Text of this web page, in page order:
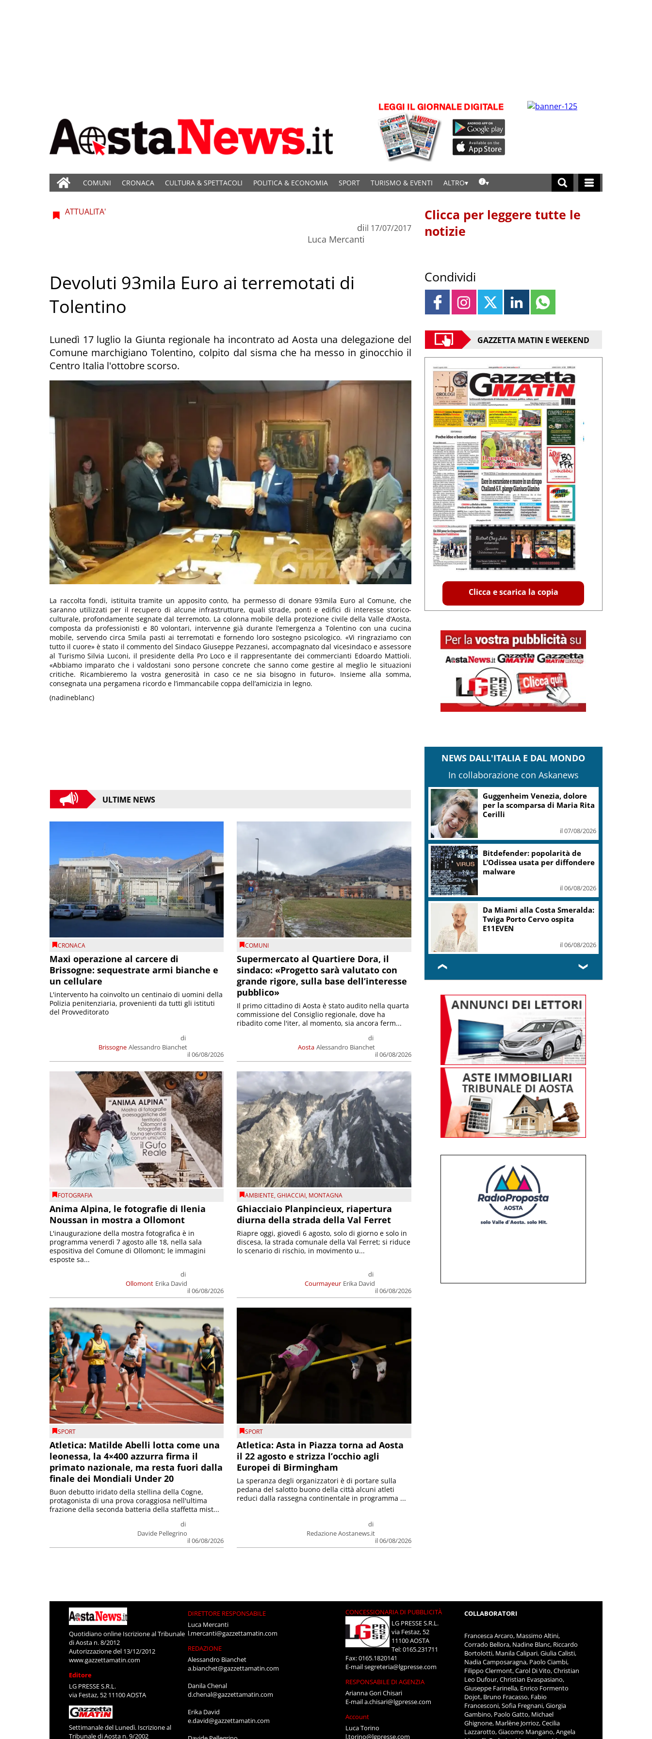
COMUNI CRONACA CULTURA & SPETTACOLI POLITICA & ECONOMIA SPORT TURISMO & EVENTI ALTRO
ATTUALITA'
di
Luca Mercanti
il 17/07/2017
Devoluti 93mila Euro ai terremotati di
Tolentino
Lunedì 17 luglio la Giunta regionale ha incontrato ad Aosta una delegazione del
Comune marchigiano Tolentino, colpito dal sisma che ha messo in ginocchio il
Centro Italia l'ottobre scorso.
La raccolta fondi, istituita tramite un apposito conto, ha permesso di donare 93mila Euro al Comune, che
saranno utilizzati per il recupero di alcune infrastrutture, quali strade, ponti e edifici di interesse storico-
culturale, profondamente segnate dal terremoto. La colonna mobile della protezione civile della Valle d’Aosta,
composta da professionisti e 80 volontari, intervenne già durante l’emergenza a Tolentino con una cucina
mobile, servendo circa 5mila pasti ai terremotati e fornendo loro sostegno psicologico. «Vi ringraziamo con
tutto il cuore» è stato il commento del Sindaco Giuseppe Pezzanesi, accompagnato dal vicesindaco e assessore
al Turismo Silvia Luconi, il presidente della Pro Loco e il rappresentante dei commercianti Edoardo Mattioli.
«Abbiamo imparato che i valdostani sono persone concrete che sanno come gestire al meglio le situazioni
critiche. Ricambieremo la vostra generosità in caso ce ne sia bisogno in futuro». Insieme alla somma,
consegnata una pergamena ricordo e l’immancabile coppa dell’amicizia in legno.
(nadineblanc)
ULTIME NEWS
CRONACA
Maxi operazione al carcere di
Brissogne: sequestrate armi bianche e
un cellulare
Brissogne
di
Alessandro Bianchet
il 06/08/2026
L'intervento ha coinvolto un centinaio di uomini della
Polizia penitenziaria, provenienti da tutti gli istituti
del Provveditorato
COMUNI
Supermercato al Quartiere Dora, il
sindaco: «Progetto sarà valutato con
grande rigore, sulla base dell’interesse
pubblico»
Aosta
di
Alessandro Bianchet
il 06/08/2026
Il primo cittadino di Aosta è stato audito nella quarta
commissione del Consiglio regionale, dove ha
ribadito come l'iter, al momento, sia ancora ferm...
FOTOGRAFIA
Anima Alpina, le fotografie di Ilenia
Noussan in mostra a Ollomont
Ollomont
di
Erika David
il 06/08/2026
L'inaugurazione della mostra fotografica è in
programma venerdì 7 agosto alle 18, nella sala
espositiva del Comune di Ollomont; le immagini
esposte sa...
AMBIENTE,GHIACCIAI, MONTAGNA
Ghiacciaio Planpincieux, riapertura
diurna della strada della Val Ferret
Courmayeur
di
Erika David
il 06/08/2026
Riapre oggi, giovedì 6 agosto, solo di giorno e solo in
discesa, la strada comunale della Val Ferret; si riduce
lo scenario di rischio, in movimento u...
SPORT
Atletica: Matilde Abelli lotta come una
leonessa, la 4×400 azzurra firma il
primato nazionale, ma resta fuori dalla
finale dei Mondiali Under 20
di
Davide Pellegrino
il 06/08/2026
Buon debutto iridato della stellina della Cogne,
protagonista di una prova coraggiosa nell'ultima
frazione della seconda batteria della staffetta mist...
SPORT
Atletica: Asta in Piazza torna ad Aosta
il 22 agosto e strizza l’occhio agli
Europei di Birmingham
di
Redazione Aostanews.it
il 06/08/2026
La speranza degli organizzatori è di portare sulla
pedana del salotto buono della città alcuni atleti
reduci dalla rassegna continentale in programma ...
Clicca per leggere tutte le
notizie
Condividi
GAZZETTA MATIN E WEEKEND
Clicca e scarica la copia
NEWS DALL'ITALIA E DAL MONDO
In collaborazione con Askanews
Guggenheim Venezia, dolore
per la scomparsa di Maria Rita
Cerilli
il 07/08/2026
Bitdefender: popolarità de
L’Odissea usata per diffondere
malware
il 06/08/2026
Da Miami alla Costa Smeralda:
Twiga Porto Cervo ospita
E11EVEN
il 06/08/2026
❮ ❯
Quotidiano online Iscrizione al Tribunale
di Aosta n. 8/2012
Autorizzazione del 13/12/2012
www.gazzettamatin.com
Editore
LG PRESSE S.R.L.
via Festaz, 52 11100 AOSTA
Settimanale del Lunedì. Iscrizione al
Tribunale di Aosta n. 9/2002
DIRETTORE RESPONSABILE
Luca Mercanti
l.mercanti@gazzettamatin.com
REDAZIONE
Alessandro Bianchet
a.bianchet@gazzettamatin.com
Danila Chenal
d.chenal@gazzettamatin.com
Erika David
e.david@gazzettamatin.com
CONCESSIONARIA DI PUBBLICITÀ
LG PRESSE S.R.L.
via Festaz, 52
11100 AOSTA
Tel: 0165.231711
Fax: 0165.1820141
E-mailsegreteria@lgpresse.com
RESPONSABILE DI AGENZIA
Arianna Gori Chisari
E-maila.chisari@lgpresse.com
Account
Luca Torino
l.torino@lgpresse.com
COLLABORATORI
Francesca Arcaro, Massimo Altini,
Corrado Bellora, Nadine Blanc, Riccardo
Bortolotti, Manila Calipari, Giulia Calisti,
Nadia Camposaragna, Paolo Ciambi,
Filippo Clermont, Carol Di Vito, Christian
Leo Dufour, Christian Evaspasiano,
Giuseppe Farinella, Enrico Formento
Dojot, Bruno Fracasso, Fabio
Francesconi, Sofia Fregnani, Giorgia
Gambino, Paolo Gatto, Michael
Ghignone, Marlène Jorrioz, Cecilia
Lazzarotto, Giacomo Mangano, Angela